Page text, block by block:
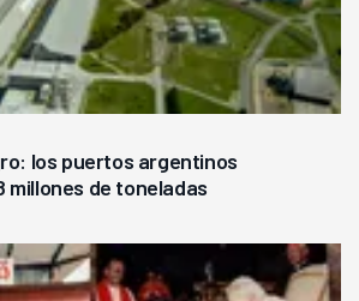
los puertos argentinos
millones de toneladas